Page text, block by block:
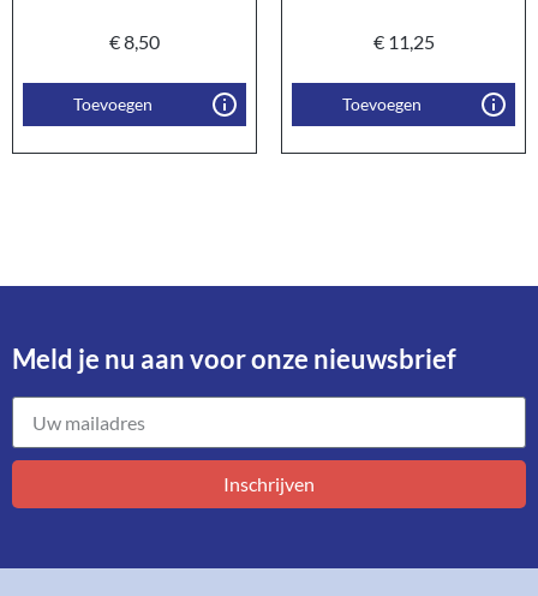
€8,50
Toevoegen
€11,25
Toevoegen
Meld je nu aan voor onze nieuwsbrief​
Inschrijven